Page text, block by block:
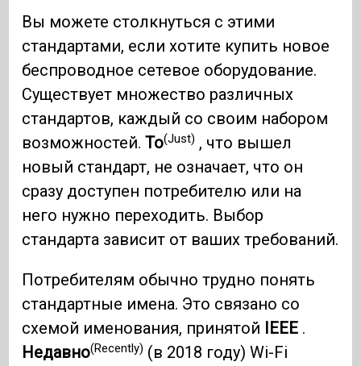
Вы можете столкнуться с этими
стандартами, если хотите купить новое
беспроводное сетевое оборудование.
Существует множество различных
стандартов, каждый со своим набором
возможностей.То(Just) , что вышел
новый стандарт, не означает, что он
сразу доступен потребителю или на
него нужно переходить. Выбор
стандарта зависит от ваших требований.
Потребителям обычно трудно понять
стандартные имена. Это связано со
схемой именования, принятой IEEE .
Недавно(Recently) (в 2018 году) Wi-Fi